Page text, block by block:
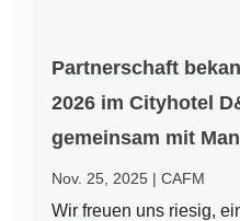
Partnerschaft
2026 im Cityhotel
gemeinsam mit
Nov. 25, 2025 |CAFM
Wir freuen uns riesig,